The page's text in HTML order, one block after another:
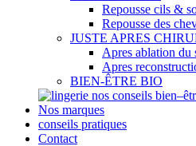
Repousse cils &
Repousse des
JUSTE APRES
Apres ablation du
Apres
BIEN-ÊTRE BIO
nos conseils
Nos marques
conseils pratiques
Contact